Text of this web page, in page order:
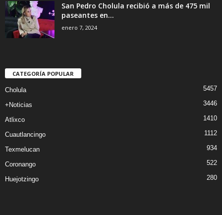
San Pedro Cholula recibió a más de 475 mil
paseantes en...
enero 7, 2024
CATEGORÍA POPULAR
Cholula 5457
+Noticias 3446
Atlixco 1410
Cuautlancingo 1112
Texmelucan 934
Coronango 522
Huejotzingo 280